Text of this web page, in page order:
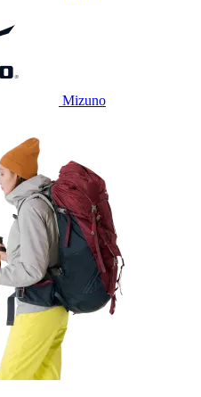
Mizuno